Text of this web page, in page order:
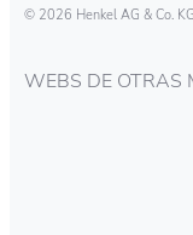
© 2026 Henkel AG & Co.
WEBS DE OTRAS